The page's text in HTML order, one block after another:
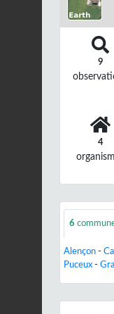
9
4
6
Alençon -
Puceux -